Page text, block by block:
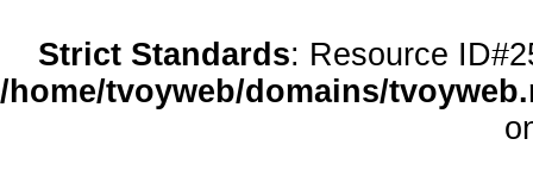
Strict Standards: Resource
/home/tvoyweb/domains/